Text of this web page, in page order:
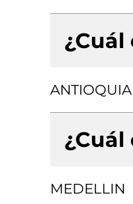
ANTIOQUIA
MEDELLIN